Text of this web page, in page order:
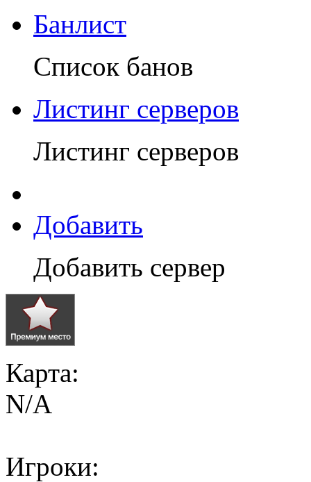
Банлист
Список банов
Листинг серверов
Листинг серверов
Добавить
Добавить сервер
Карта:
N/A
Игроки: